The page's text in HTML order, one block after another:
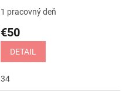
Gero green Protetika
1 pracovný deň
€50
DETAIL
34